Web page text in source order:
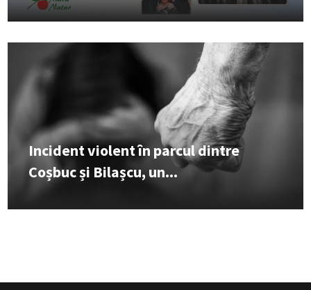
Incident violent în parcul dintre
Coșbuc și Bilașcu, un...